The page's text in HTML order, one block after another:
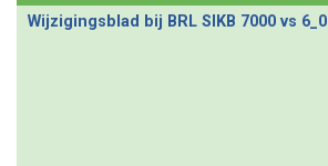
Wijzigingsblad bij BRL SIKB 7000 vs 6_0